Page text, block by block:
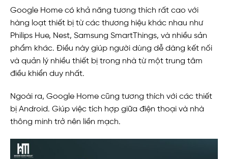
Google Home có khả năng tương thích rất cao với
hàng loạt thiết bị từ các thương hiệu khác nhau như
Philips Hue, Nest, Samsung SmartThings, và nhiều sản
phẩm khác. Điều này giúp người dùng dễ dàng kết nối
và quản lý nhiều thiết bị trong nhà từ một trung tâm
điều khiển duy nhất.
Ngoài ra, Google Home cũng tương thích với các thiết
bị Android. Giúp việc tích hợp giữa điện thoại và nhà
thông minh trở nên liền mạch.